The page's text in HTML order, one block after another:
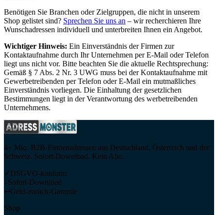
Benötigen Sie Branchen oder Zielgruppen, die nicht in unserem
Shop gelistet sind? Sprechen Sie uns an – wir recherchieren Ihre
Wunschadressen individuell und unterbreiten Ihnen ein Angebot.
Wichtiger Hinweis: Ein Einverständnis der Firmen zur
Kontaktaufnahme durch Ihr Unternehmen per E-Mail oder Telefon
liegt uns nicht vor. Bitte beachten Sie die aktuelle Rechtsprechung:
Gemäß § 7 Abs. 2 Nr. 3 UWG muss bei der Kontaktaufnahme mit
Gewerbetreibenden per Telefon oder E-Mail ein mutmaßliches
Einverständnis vorliegen. Die Einhaltung der gesetzlichen
Bestimmungen liegt in der Verantwortung des werbetreibenden
Unternehmens.
4+ Mio. B2B-Firmenadressen aus Deutschland, Österreich und der
Schweiz. Sofort-Download. Kein Abo.
✓ DSGVO-konform
↓Sofort-Download
↩Geld-zurück-Garantie
Shop